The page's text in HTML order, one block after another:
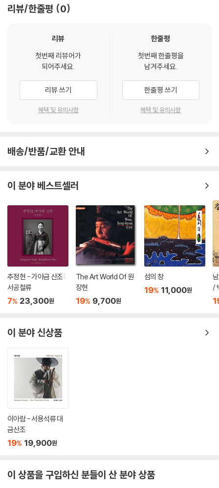
리뷰/한줄평 0
리뷰
첫번째 리뷰어가
되어주세요.
리뷰 쓰기
혜택 및 유의사항
한줄평
첫번째 한줄평을
남겨주세요.
한줄평 쓰기
혜택 및 유의사항
배송/반품/교환 안내
이 분야 베스트셀러
추정현 - 가야금 산조:
서공철류
7% 23,300원
The Art World Of 원
장현
19% 9,700원
섬의 창
19% 11,000원
/
이 분야 신상품
이아람 - 서용석류 대
금산조
19% 19,900원
이 상품을 구입하신 분들이 산 분야 상품